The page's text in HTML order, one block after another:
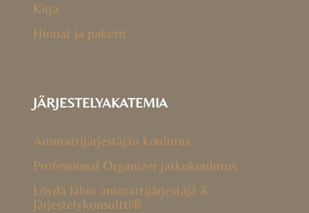
Kirja
Hinnat ja paketit
JÄRJESTELYAKATEMIA
Ammattijärjestäjän koulutus
Professional Organizer jatkokoulutus
Löydä lähin ammattijärjestäjä &
Järjestelykonsultti®